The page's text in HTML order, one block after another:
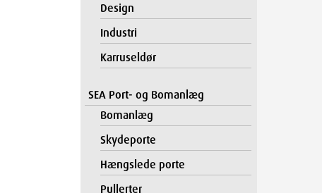
Design
Industri
Karruseldør
SEA Port- og Bomanlæg
Bomanlæg
Skydeporte
Hængslede porte
Pullerter